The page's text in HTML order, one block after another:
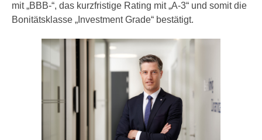
mit „BBB-“, das kurzfristige Rating mit „A-3“ und somit die
Bonitätsklasse „Investment Grade“ bestätigt.